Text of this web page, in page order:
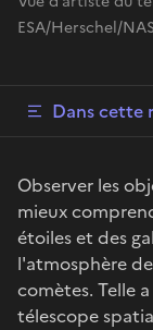
ESA/Herschel/
Dans cette
Observer les
mieux
étoiles et des
l'atmosphère
comètes. Telle
télescope